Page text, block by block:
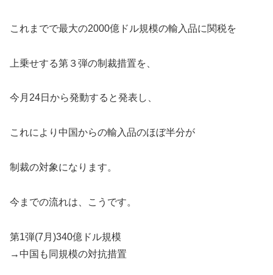
これまでで最大の2000億ドル規模の輸入品に関税を
上乗せする第３弾の制裁措置を、
今月24日から発動すると発表し、
これにより中国からの輸入品のほぼ半分が
制裁の対象になります。
今までの流れは、こうです。
第1弾(7月)340億ドル規模
→中国も同規模の対抗措置